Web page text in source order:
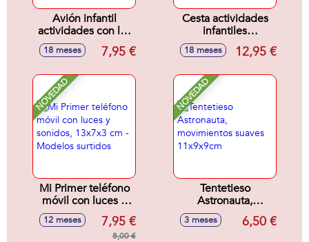
Avión infantil
actividades con luz
y sonidos
17x11x10cm -
18 meses 7,95 €
Cesta actividades
infantiles
25x18x14cm
18 meses 12,95 €
NOVEDAD
Mi Primer teléfono
móvil con luces y
sonidos, 13x7x3
cm - Modelos
12 meses 7,95 €
8,00 €
NOVEDAD
Tentetieso
Astronauta,
movimientos
suaves 11x9x9cm
3 meses 6,50 €